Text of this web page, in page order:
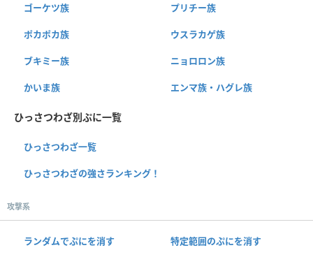
ゴーケツ族 プリチー族
ポカポカ族 ウスラカゲ族
ブキミー族 ニョロロン族
かいま族 エンマ族・ハグレ族
ひっさつわざ別ぷに一覧
ひっさつわざ一覧
ひっさつわざの強さランキング！
攻撃系
ランダムでぷにを消す 特定範囲のぷにを消す